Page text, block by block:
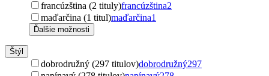
francúzština (2 tituly)francúzština2
maďarčina (1 titul)maďarčina1
Ďalšie možnosti
Štýl
dobrodružný (297 titulov)dobrodružný297